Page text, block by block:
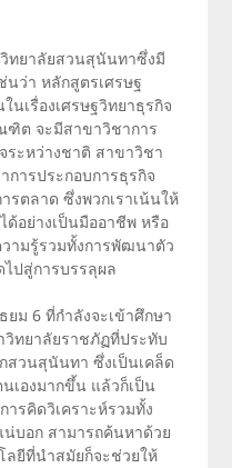
ทยาลัยสวนสุนันทาซึ่งมี
นว่า หลักสูตรเศรษฐ
เรื่องเศรษฐวิทยาธุรกิจ
ฑิต จะมีสาขาวิชาการ
ระหว่างชาติ สาขาวิชา
ารประกอบการธุรกิจ
รตลาด ซึ่งพวกเราเน้นให้
อย่างเป็นมืออาชีพ หรือ
ามรู้รวมทั้งการพัฒนาตัว
ไปสู่การบรรลุผล
ม 6 ที่กำลังจะเข้าศึกษา
ทยาลัยราชภัฏที่ประทับ
สวนสุนันทา ซึ่งเป็นเคล็ด
เองมากขึ้น แล้วก็เป็น
รคิดวิเคราะห์รวมทั้ง
น่บอก สามารถค้นหาด้วย
ลยีที่นำสมัยก็จะช่วยให้